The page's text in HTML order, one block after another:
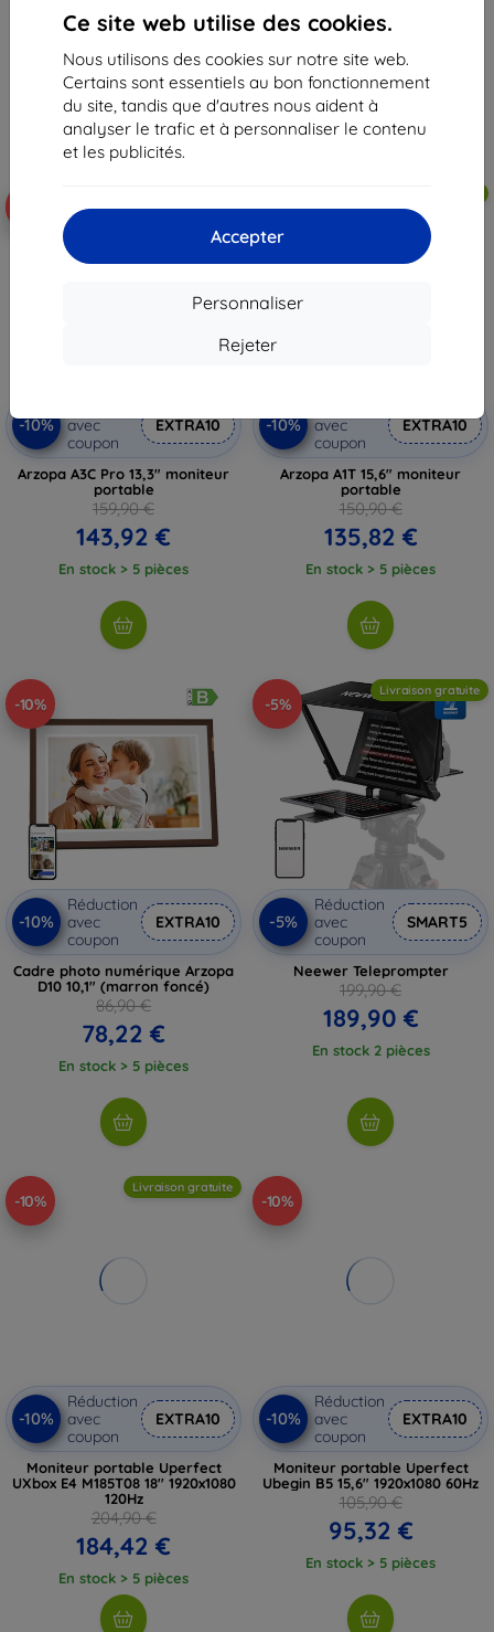
Ce site web utilise des cookies.
Nous utilisons des cookies sur notre site web.
Certains sont essentiels au bon fonctionnement
du site, tandis que d'autres nous aident à
analyser le trafic et à personnaliser le contenu
et les publicités.
Accepter
Personnaliser
Rejeter
146,90 €
132,22 €
En stock > 5 pièces
327,90 €
295,12 €
En stock > 5 pièces
-10%
avec
coupon
EXTRA10
Arzopa A3C Pro 13,3" moniteur
portable
159,90 €
143,92 €
En stock > 5 pièces
-10%
-10%
avec
coupon
EXTRA10
Arzopa A1T 15,6" moniteur
portable
150,90 €
135,82 €
En stock > 5 pièces
-10%
-10%
Réduction
avec
coupon
EXTRA10
Cadre photo numérique Arzopa
D10 10,1" (marron foncé)
86,90 €
78,22 €
En stock > 5 pièces
-5%
Livraison gratuite
-5%
Réduction
avec
coupon
SMART5
Neewer Teleprompter
199,90 €
189,90 €
En stock 2 pièces
-10%
Livraison gratuite
-10%
Réduction
avec
coupon
EXTRA10
Moniteur portable Uperfect
UXbox E4 M185T08 18'' 1920x1080
120Hz
204,90 €
184,42 €
En stock > 5 pièces
-10%
-10%
Réduction
avec
coupon
EXTRA10
Moniteur portable Uperfect
Ubegin B5 15,6" 1920x1080 60Hz
105,90 €
95,32 €
En stock > 5 pièces